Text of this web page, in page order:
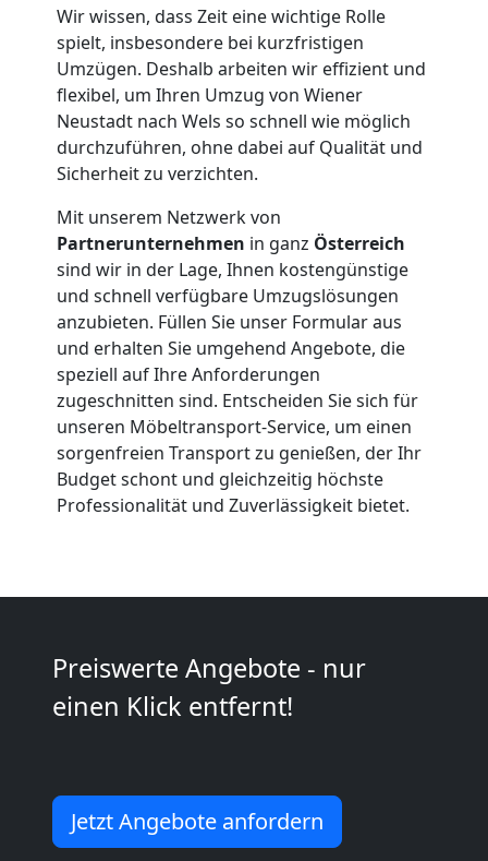
Wir wissen, dass Zeit eine wichtige Rolle
spielt, insbesondere bei kurzfristigen
Umzügen. Deshalb arbeiten wir effizient und
flexibel, um Ihren Umzug von Wiener
Neustadt nach Wels so schnell wie möglich
durchzuführen, ohne dabei auf Qualität und
Sicherheit zu verzichten.
Mit unserem Netzwerk von
Partnerunternehmen in ganz Österreich
sind wir in der Lage, Ihnen kostengünstige
und schnell verfügbare Umzugslösungen
anzubieten. Füllen Sie unser Formular aus
und erhalten Sie umgehend Angebote, die
speziell auf Ihre Anforderungen
zugeschnitten sind. Entscheiden Sie sich für
unseren Möbeltransport-Service, um einen
sorgenfreien Transport zu genießen, der Ihr
Budget schont und gleichzeitig höchste
Professionalität und Zuverlässigkeit bietet.
Preiswerte Angebote - nur
einen Klick entfernt!
Jetzt Angebote anfordern
Kleiner
Umzug
Wiener
Neustadt
Küchenumzug
Wiener
Neustadt
Umzug
Wiener
Full-